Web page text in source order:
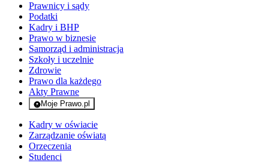
Prawnicy i sądy
Podatki
Kadry i BHP
Prawo w biznesie
Samorząd i administracja
Szkoły i uczelnie
Zdrowie
Prawo dla każdego
Akty Prawne
Moje Prawo.pl
- rejestracja i logowanie do serwisu
Kadry w oświacie
Zarządzanie oświatą
Orzeczenia
Studenci